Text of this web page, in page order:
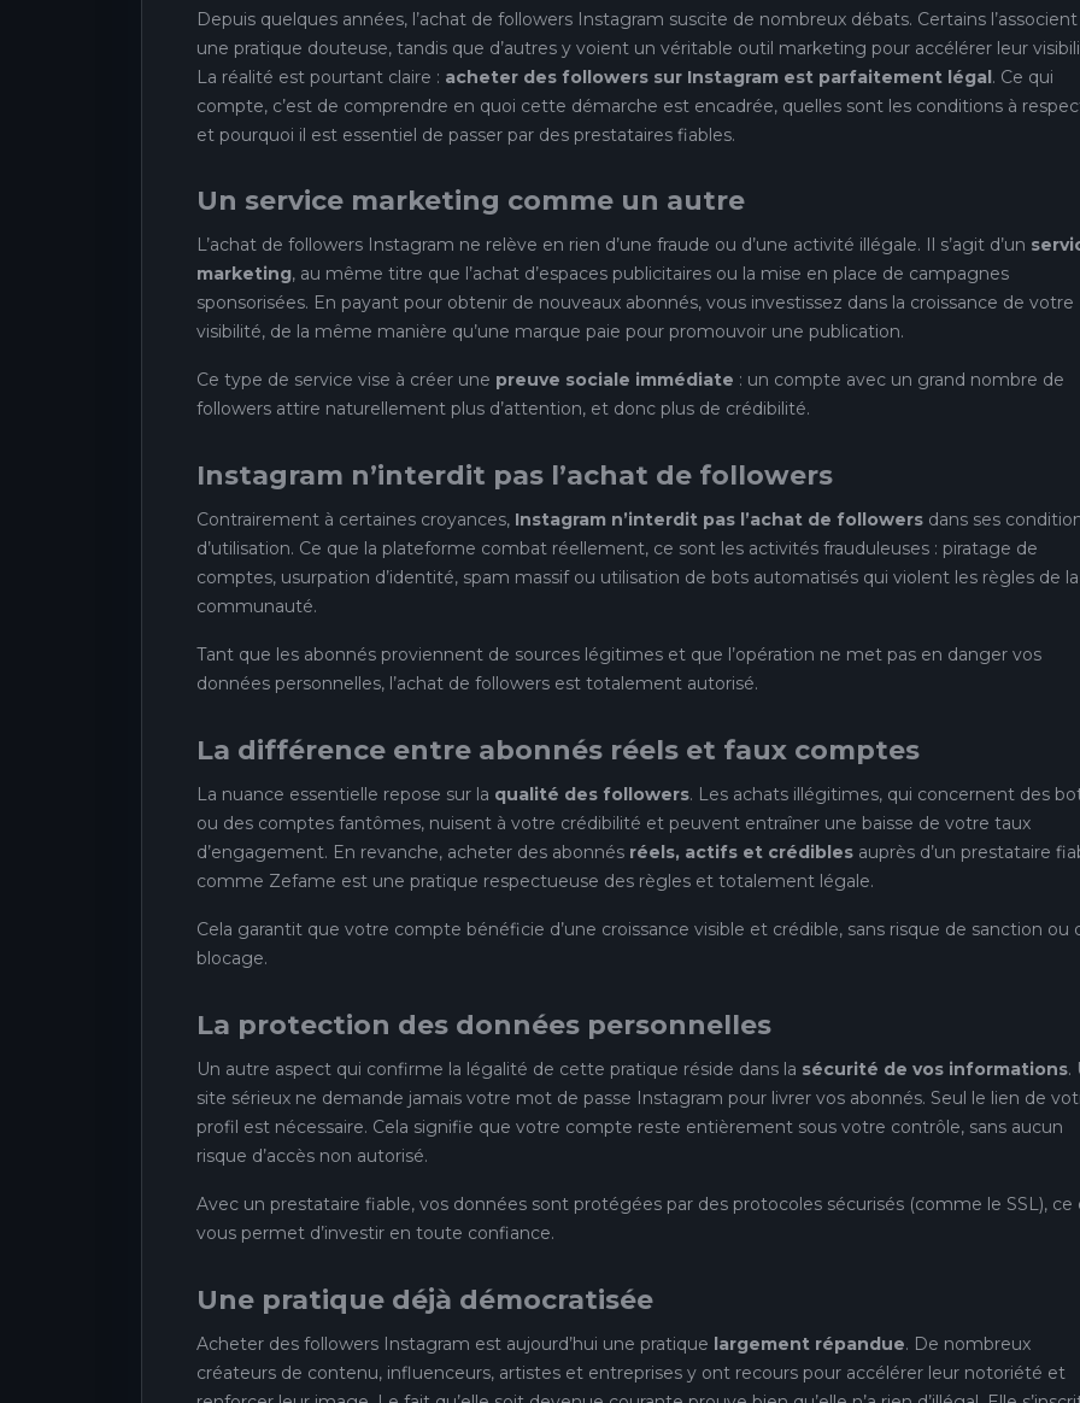
Depuis quelques années, l’achat de followers Instagram suscite de nombreux débats. Certains l’associent
une pratique douteuse, tandis que d’autres y voient un véritable outil marketing pour accélérer leur
La réalité est pourtant claire : acheter des followers sur Instagram est parfaitement légal. Ce qui
compte, c’est de comprendre en quoi cette démarche est encadrée, quelles sont les conditions à
et pourquoi il est essentiel de passer par des prestataires fiables.
Un service marketing comme un autre
L’achat de followers Instagram ne relève en rien d’une fraude ou d’une activité illégale. Il s’agit d’un
marketing, au même titre que l’achat d’espaces publicitaires ou la mise en place de campagnes
sponsorisées. En payant pour obtenir de nouveaux abonnés, vous investissez dans la croissance de votre
visibilité, de la même manière qu’une marque paie pour promouvoir une publication.
Ce type de service vise à créer une preuve sociale immédiate : un compte avec un grand nombre de
followers attire naturellement plus d’attention, et donc plus de crédibilité.
Instagram n’interdit pas l’achat de followers
Contrairement à certaines croyances, Instagram n’interdit pas l’achat de followers dans ses
d’utilisation. Ce que la plateforme combat réellement, ce sont les activités frauduleuses : piratage de
comptes, usurpation d’identité, spam massif ou utilisation de bots automatisés qui violent les règles de la
communauté.
Tant que les abonnés proviennent de sources légitimes et que l’opération ne met pas en danger vos
données personnelles, l’achat de followers est totalement autorisé.
La différence entre abonnés réels et faux comptes
La nuance essentielle repose sur la qualité des followers. Les achats illégitimes, qui concernent des
ou des comptes fantômes, nuisent à votre crédibilité et peuvent entraîner une baisse de votre taux
d’engagement. En revanche, acheter des abonnés réels, actifs et crédibles auprès d’un prestataire
comme Zefame est une pratique respectueuse des règles et totalement légale.
Cela garantit que votre compte bénéficie d’une croissance visible et crédible, sans risque de sanction ou
blocage.
La protection des données personnelles
Un autre aspect qui confirme la légalité de cette pratique réside dans la sécurité de vos informations.
site sérieux ne demande jamais votre mot de passe Instagram pour livrer vos abonnés. Seul le lien de
profil est nécessaire. Cela signifie que votre compte reste entièrement sous votre contrôle, sans aucun
risque d’accès non autorisé.
Avec un prestataire fiable, vos données sont protégées par des protocoles sécurisés (comme le SSL), ce
vous permet d’investir en toute confiance.
Une pratique déjà démocratisée
Acheter des followers Instagram est aujourd’hui une pratique largement répandue. De nombreux
créateurs de contenu, influenceurs, artistes et entreprises y ont recours pour accélérer leur notoriété et